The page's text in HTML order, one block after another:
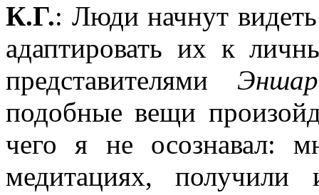
К.Г.: Люди начнут
адаптировать их к
представителями Эншар
подобные вещи
чего я не осознавал:
медитациях, получили